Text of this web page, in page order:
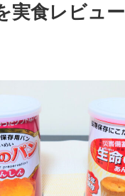
実食レビュー